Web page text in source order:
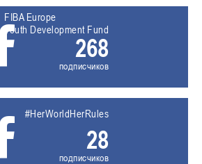
FIBA Europe
Youth Development Fund
268
подписчиков
#HerWorldHerRules
28
подписчиков